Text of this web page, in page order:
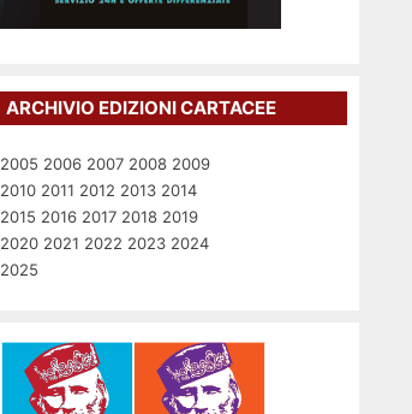
ARCHIVIO EDIZIONI CARTACEE
2005 2006 2007 2008 2009
2010 2011 2012 2013 2014
2015 2016 2017 2018 2019
2020 2021 2022 2023 2024
2025